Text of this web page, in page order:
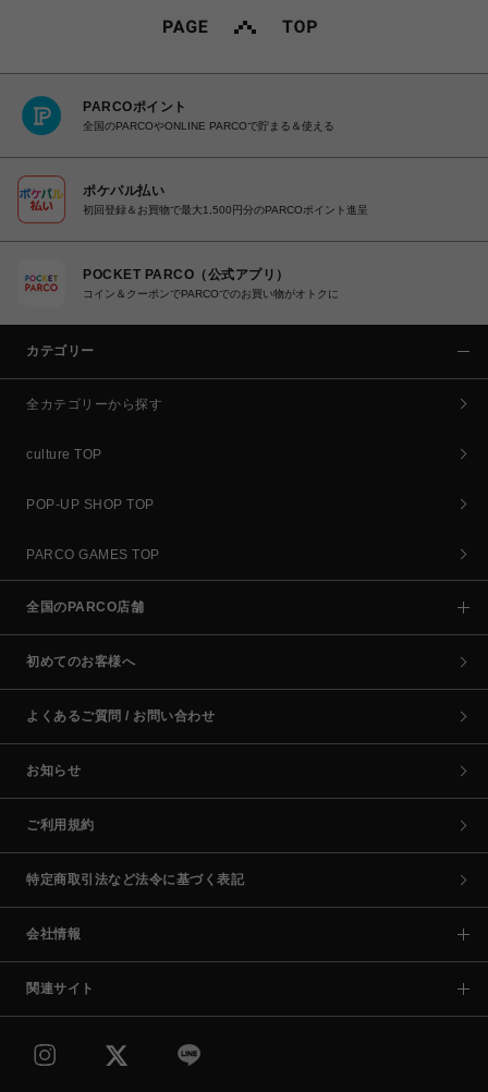
PARCOポイント
全国のPARCOやONLINE PARCOで貯まる＆使える
ポケパル払い
初回登録＆お買物で最大1,500円分のPARCOポイント進呈
POCKET PARCO（公式アプリ）
コイン＆クーポンでPARCOでのお買い物がオトクに
カテゴリー
全カテゴリーから探す
culture TOP
POP-UP SHOP TOP
PARCO GAMES TOP
全国のPARCO店舗
初めてのお客様へ
よくあるご質問 / お問い合わせ
お知らせ
ご利用規約
特定商取引法など法令に基づく表記
会社情報
関連サイト